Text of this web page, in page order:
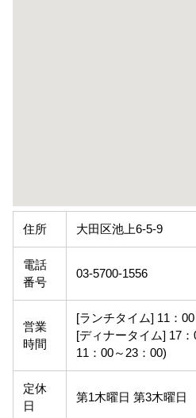
住所 大田区池上6-5-9
電話
番号
03-5700-1556
営業
時間
[ランチタイム] 11：
[ディナータイム] 17
11：00～23：00)
定休
日
第1木曜日 第3木曜日